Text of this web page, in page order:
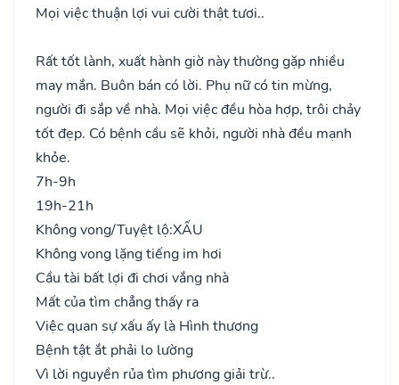
Mọi việc thuận lợi vui cười thật tươi..
Rất tốt lành, xuất hành giờ này thường gặp nhiều
may mắn. Buôn bán có lời. Phụ nữ có tin mừng,
người đi sắp về nhà. Mọi việc đều hòa hợp, trôi chảy
tốt đẹp. Có bệnh cầu sẽ khỏi, người nhà đều mạnh
khỏe.
7h-9h
19h-21h
Không vong/Tuyệt lộ:XẤU
Không vong lặng tiếng im hơi
Cầu tài bất lợi đi chơi vắng nhà
Mất của tìm chẳng thấy ra
Việc quan sự xấu ấy là Hình thương
Bệnh tật ắt phải lo lường
Vì lời nguyền rủa tìm phương giải trừ..